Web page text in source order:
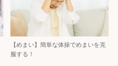
【めまい】簡単な体操でめまいを克
服する！